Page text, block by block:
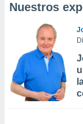
Nuestros